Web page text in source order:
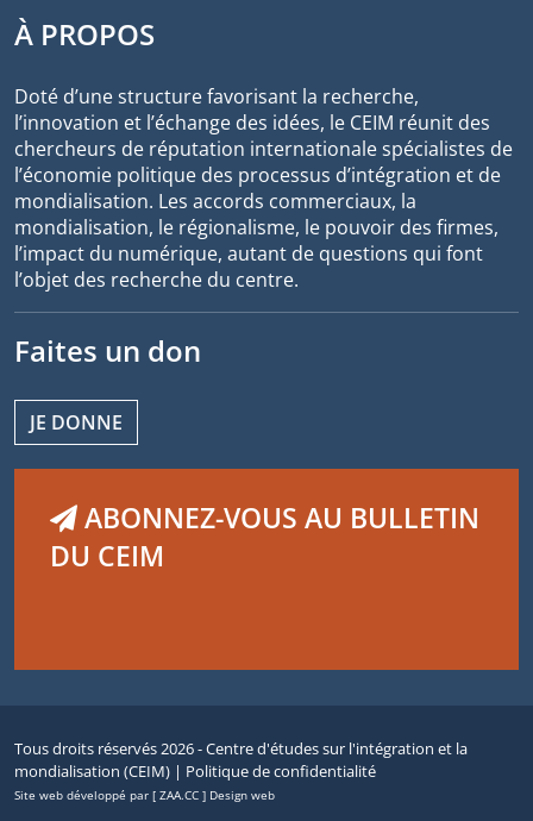
À PROPOS
Doté d’une structure favorisant la recherche,
l’innovation et l’échange des idées, le CEIM réunit des
chercheurs de réputation internationale spécialistes de
l’économie politique des processus d’intégration et de
mondialisation. Les accords commerciaux, la
mondialisation, le régionalisme, le pouvoir des firmes,
l’impact du numérique, autant de questions qui font
l’objet des recherche du centre.
Faites un don
JE DONNE
ABONNEZ-VOUS AU BULLETIN
DU CEIM
Tous droits réservés 2026 - Centre d'études sur l'intégration et la
mondialisation (CEIM) | Politique de confidentialité
Site web développé par [ ZAA.CC ] Design web